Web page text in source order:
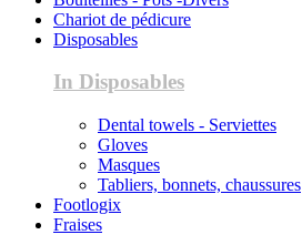
Chariot de pédicure
Disposables
In Disposables
Dental towels - Serviettes
Gloves
Masques
Tabliers, bonnets, chaussures
Footlogix
Fraises